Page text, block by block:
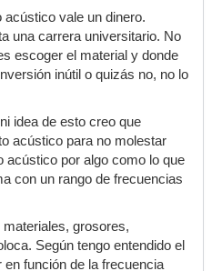
acústico vale un dinero.
una carrera universitario. No
escoger el material y donde
inútil o quizás no, no lo
idea de esto creo que
acústico para no molestar
acústico por algo como lo que
con un rango de frecuencias
grosores,
Según tengo entendido el
función de la frecuencia